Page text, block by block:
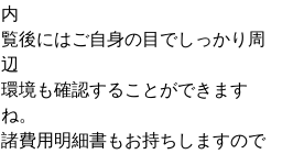
内
覧後にはご自身の目でしっかり周
辺
環境も確認することができます
ね。
諸費用明細書もお持ちしますので